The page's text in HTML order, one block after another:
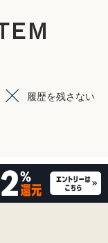
履歴を残さない